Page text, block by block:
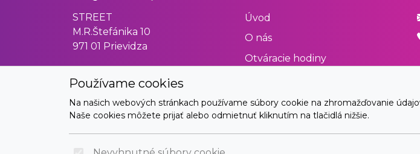
Používame cookies
Na našich webových stránkach používame súbory cookie na zhromažďovanie
Naše cookies môžete prijať alebo odmietnuť kliknutím na tlačidlá nižšie.
STREET
M.R.Štefánika 10
971 01 Prievidza
Úvod
O nás
Otváracie hodiny
Odstúpiť od zmluvy tu
Kontakt